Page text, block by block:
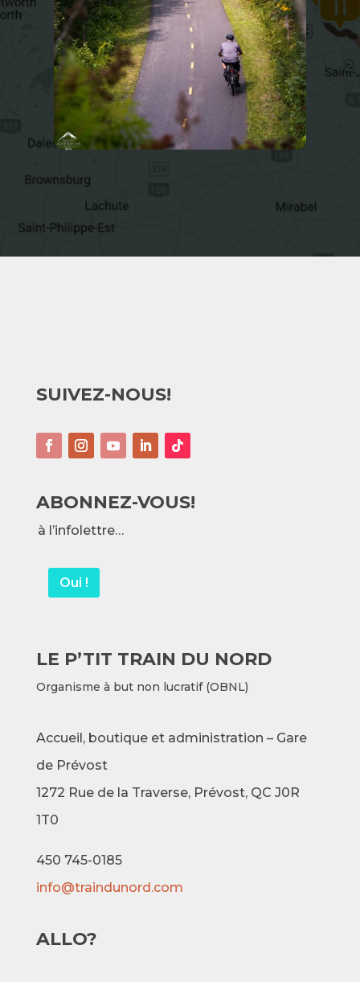
SUIVEZ-NOUS!
ABONNEZ-VOUS!
à l’infolettre…
Oui !
LE P’TIT TRAIN DU NORD
Organisme à but non lucratif (OBNL)
Accueil, boutique et administration – Gare
de Prévost
1272 Rue de la Traverse, Prévost, QC J0R
1T0
450 745-0185
info@traindunord.com
ALLO?